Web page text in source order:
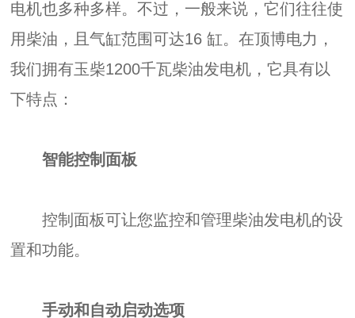
电机也多种多样。不过，一般来说，它们往往使
用柴油，且气缸范围可达16 缸。在顶博电力，
我们拥有玉柴1200千瓦柴油发电机，它具有以
下特点：
智能控制面板
控制面板可让您监控和管理柴油发电机的设
置和功能。
手动和自动启动选项